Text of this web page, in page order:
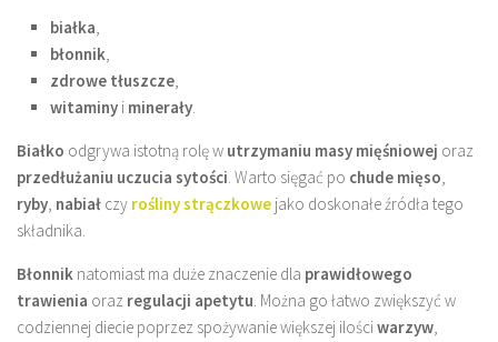
białka,
błonnik,
zdrowe tłuszcze,
witaminy i minerały.
Białko odgrywa istotną rolę w utrzymaniu masy mięśniowej oraz
przedłużaniu uczucia sytości. Warto sięgać po chude mięso,
ryby, nabiał czy rośliny strączkowe jako doskonałe źródła tego
składnika.
Błonnik natomiast ma duże znaczenie dla prawidłowego
trawienia oraz regulacji apetytu. Można go łatwo zwiększyć w
codziennej diecie poprzez spożywanie większej ilościwarzyw,